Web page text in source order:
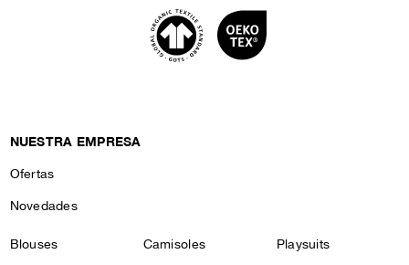
NUESTRA EMPRESA
Ofertas
Novedades
Blouses
Camisoles
Playsuits